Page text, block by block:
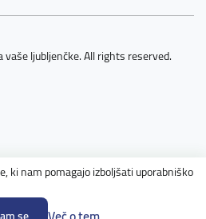
ki nam pomagajo izboljšati uporabniško
ljubljenčke. All rights reserved.